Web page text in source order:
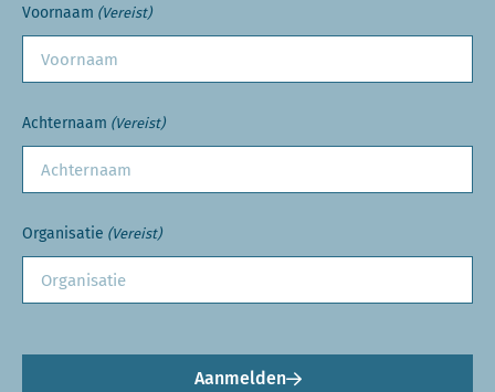
Voornaam (Vereist)
Achternaam (Vereist)
Organisatie (Vereist)
Aanmelden